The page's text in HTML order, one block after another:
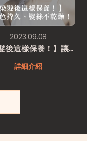
2023.09.08
【染髮後這樣保養！】讓髮色持久、髮絲不乾燥！
詳細介紹